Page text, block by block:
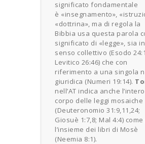
significato fondamentale
è «insegnamento»,
«dottrina», ma di regola la
Bibbia usa questa parola
significato di «legge», sia in
senso collettivo (Esodo
Levitico 26:46) che con
riferimento a una singola
giuridica (Numeri 19:14).
nell’AT indica anche l’intero
corpo delle leggi mosaiche
(Deuteronomio 31:9,11,24;
Giosuè 1:7,8; Mal 4:4)
l’insieme dei libri di Mosè
(Neemia 8:1).